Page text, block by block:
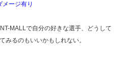
ージ有り
MALLで自分の好きな選手、どうして
みるのもいいかもしれない。